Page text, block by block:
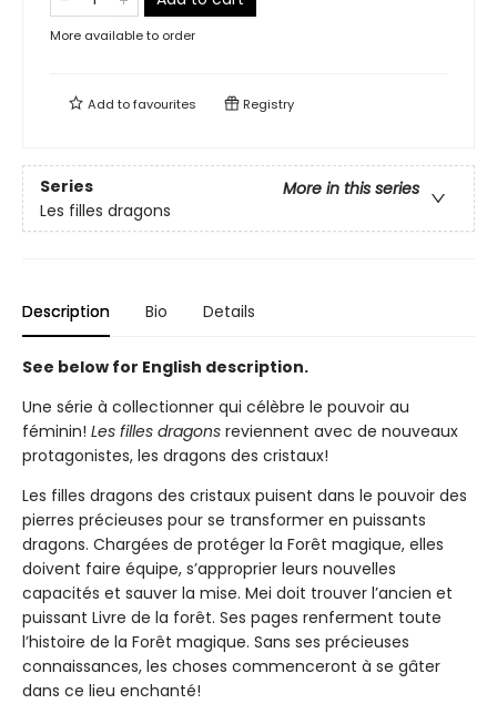
More available to order
Add tofavourites Registry
Series
More in this series
Les filles dragons
Description Bio Details
See below for English description.
Une série à collectionner qui célèbre le pouvoir au
féminin! Les filles dragons reviennent avec de nouveaux
protagonistes, les dragons des cristaux!
Les filles dragons des cristaux puisent dans le pouvoir des
pierres précieuses pour se transformer en puissants
dragons. Chargées de protéger la Forêt magique, elles
doivent faire équipe, s’approprier leurs nouvelles
capacités et sauver la mise. Mei doit trouver l’ancien et
puissant Livre de la forêt. Ses pages renferment toute
l’histoire de la Forêt magique. Sans ses précieuses
connaissances, les choses commenceront à se gâter
dans ce lieu enchanté!